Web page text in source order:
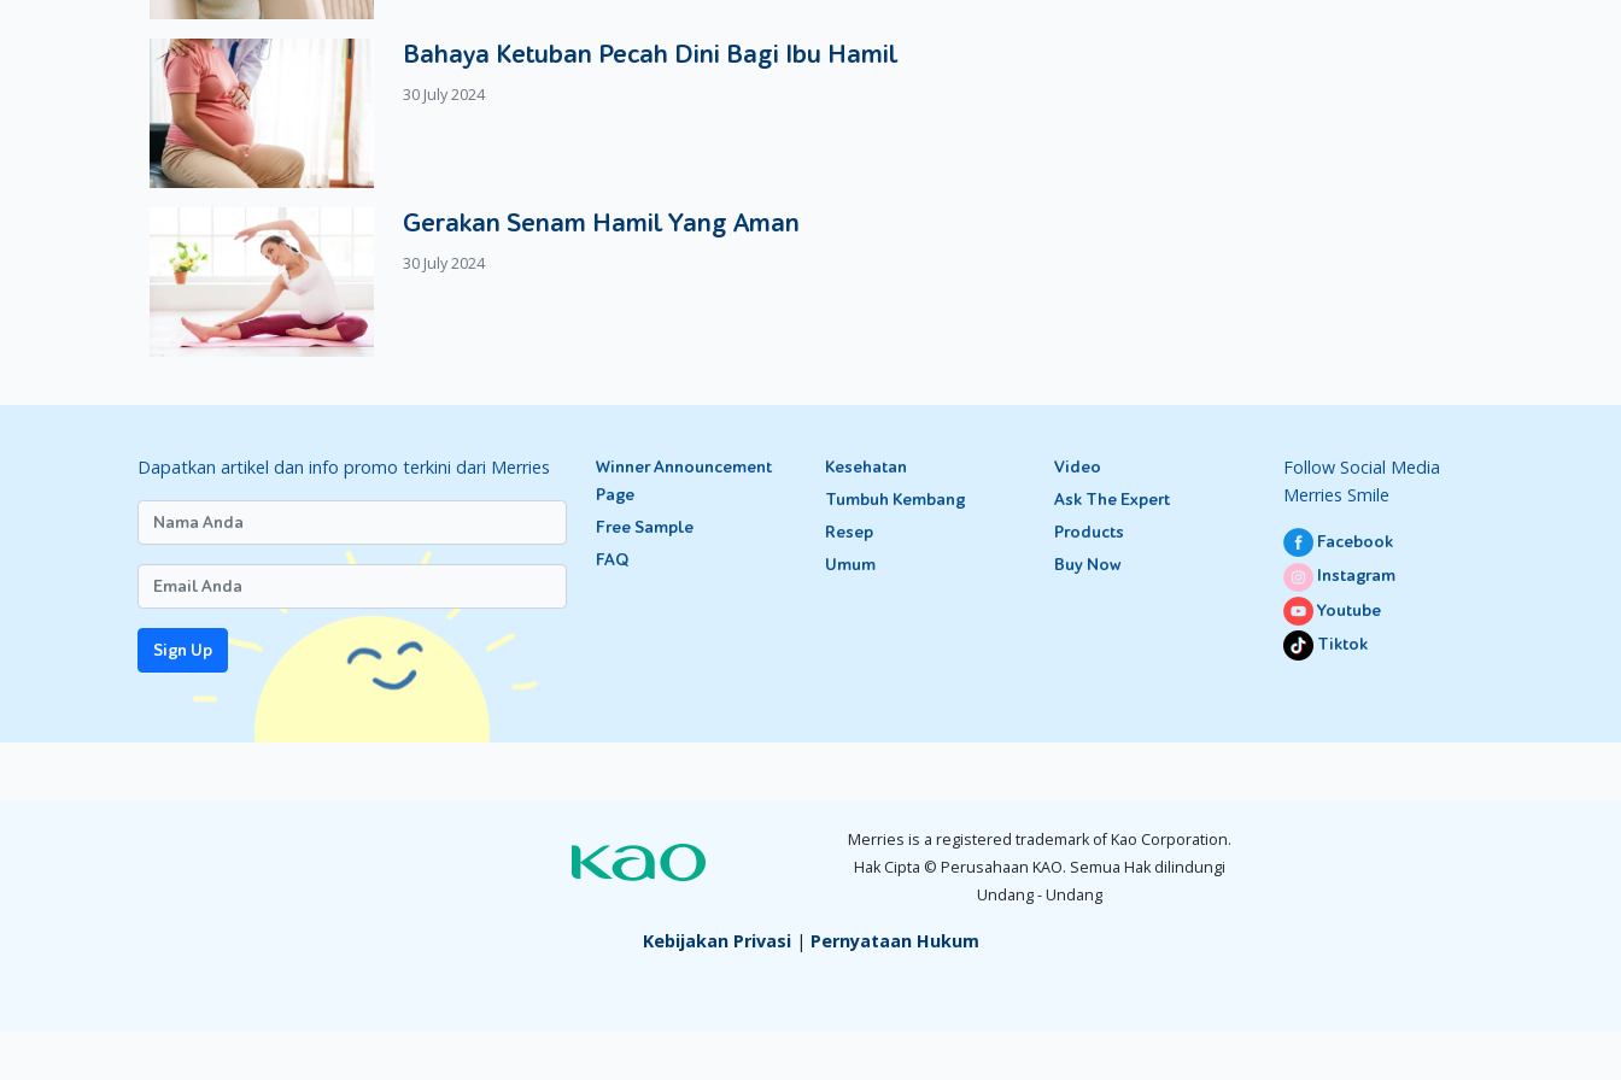
dengan hati-hati agar tempe tidak hancur.
Goreng steak tempe hingga berwarna kecoklatan. Sisihkan.
Bahan Saus
. Tumis bawang bombay hingga layu, kemudian masukkan semua saus. Masak terus hingga agak
meletup-letup, kemudian tuangkan sedikit air. Masak hingga mengental.
Tata steak tempe di atas piring, kemudian siram dengan bahan saus tadi.
Agar lebih menarik, Moms bisa menyajikan steak tempe dengan potongan wortel dan buncis yang dikukus, dengan
tambahan irisan tomat. Selamat mencoba!
Bahaya Ketuban Pecah Dini Bagi Ibu Hamil
30 July 2024
Gerakan Senam Hamil Yang Aman
30 July 2024
Dapatkan artikel dan info promo terkini dari Merries
Sign Up
Winner Announcement
Page
Free Sample
FAQ
Kesehatan
Tumbuh Kembang
Resep
Umum
Video
Ask The Expert
Products
Buy Now
Follow Social Media
Merries Smile
Facebook
Instagram
Youtube
Tiktok
Merries is a registered trademark of Kao Corporation.
Hak Cipta © Perusahaan KAO. Semua Hak dilindungi
Undang - Undang
Kebijakan Privasi| Pernyataan Hukum